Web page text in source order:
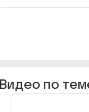
Видео по